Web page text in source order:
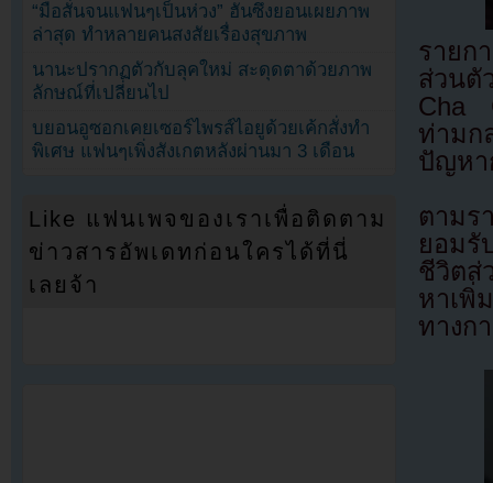
รายก
ส่วนตั
Cha
ท่ามก
ปัญหา
ตาม
ยอมรั
ชีวิตส่
หาเพิ่
ทางก
“มือสั่นจนแฟนๆเป็นห่วง” ฮันซึงยอนเผยภาพ
ล่าสุด ทำหลายคนสงสัยเรื่องสุขภาพ
นานะปรากฏตัวกับลุคใหม่ สะดุดตาด้วยภาพ
ลักษณ์ที่เปลี่ยนไป
บยอนอูซอกเคยเซอร์ไพรส์ไอยูด้วยเค้กสั่งทำ
พิเศษ แฟนๆเพิ่งสังเกตหลังผ่านมา 3 เดือน
Like แฟนเพจของเราเพื่อติดตาม
ข่าวสารอัพเดทก่อนใครได้ที่นี่
เลยจ้า